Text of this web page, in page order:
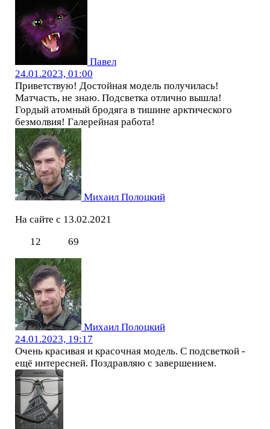
Павел
24.01.2023, 01:00
Приветствую! Достойная модель получилась!
Матчасть, не знаю. Подсветка отлично вышла!
Гордый атомный бродяга в тишине арктического
безмолвия! Галерейная работа!
Михаил Полоцкий
На сайте с 13.02.2021
12
69
Михаил Полоцкий
24.01.2023, 19:17
Очень красивая и красочная модель. С подсветкой -
ещё интересней. Поздравляю с завершением.